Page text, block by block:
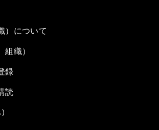
）について
織）
録
読